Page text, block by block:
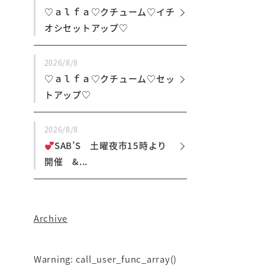
♡ａｌｆａ♡クチューム♡イチ
オシセットアップ♡
2026/8/8
♡ａｌｆａ♡クチューム♡セッ
トアップ♡
2026/8/8
SAB’S 土曜夜市15時より
開催 &...
Archive
Warning: call_user_func_array()